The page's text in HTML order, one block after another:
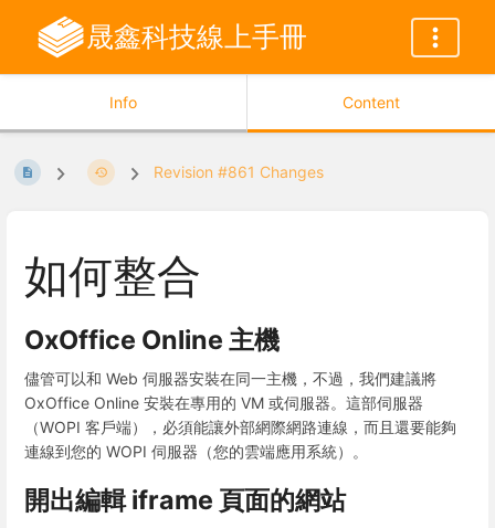
晟鑫科技線上手冊
Info Content
Revision #861 Changes
如何整合
OxOffice Online 主機
儘管可以和 Web 伺服器安裝在同一主機，不過，我們建議將
OxOffice Online 安裝在專用的 VM 或伺服器。這部伺服器
（WOPI 客戶端），必須能讓外部網際網路連線，而且還要能夠
連線到您的 WOPI 伺服器（您的雲端應用系統）。
開出編輯 iframe 頁面的網站